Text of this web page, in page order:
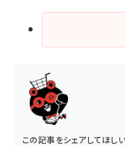
この記事をシェアしてほしい